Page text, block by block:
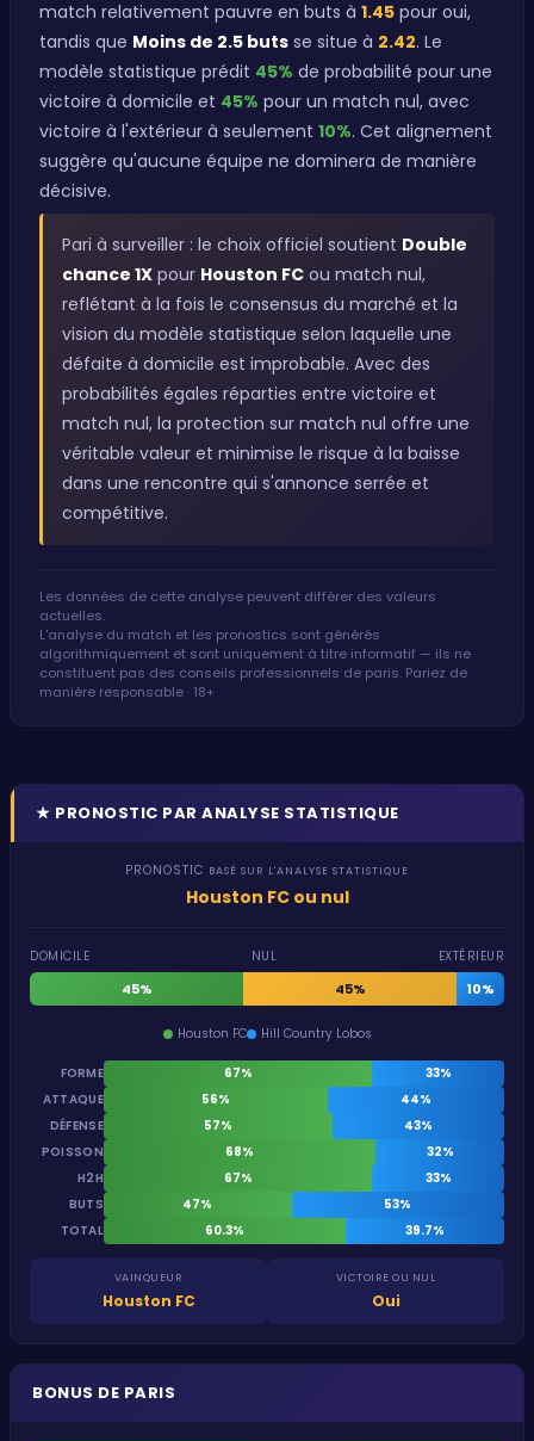
match relativement pauvre en buts à 1.45 pour oui,
tandis que Moins de 2.5 buts se situe à 2.42. Le
modèle statistique prédit 45% de probabilité pour une
victoire à domicile et 45% pour un match nul, avec
victoire à l'extérieur à seulement 10%. Cet alignement
suggère qu'aucune équipe ne dominera de manière
décisive.
Pari à surveiller : le choix officiel soutient Double
chance 1X pour Houston FC ou match nul,
reflétant à la fois le consensus du marché et la
vision du modèle statistique selon laquelle une
défaite à domicile est improbable. Avec des
probabilités égales réparties entre victoire et
match nul, la protection sur match nul offre une
véritable valeur et minimise le risque à la baisse
dans une rencontre qui s'annonce serrée et
compétitive.
Les données de cette analyse peuvent différer des valeurs
actuelles.
L'analyse du match et les pronostics sont générés
algorithmiquement et sont uniquement à titre informatif — ils ne
constituent pas des conseils professionnels de paris. Pariez de
manière responsable · 18+
★ PRONOSTIC PAR ANALYSE STATISTIQUE
PRONOSTIC BASÉ SUR L'ANALYSE STATISTIQUE
Houston FC ou nul
DOMICILE NUL EXTÉRIEUR
45% 45% 10%
Houston FC Hill Country Lobos
FORME 67%
33%
ATTAQUE
56%
44%
DÉFENSE
57%
43%
POISSON
68%
32%
H2H
67%
33%
BUTS
47%
53%
TOTAL
60.3% 39.7%
VAINQUEUR
Houston FC
VICTOIRE OU NUL
Oui
BONUS DE PARIS